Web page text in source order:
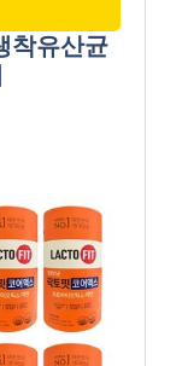
착유산균